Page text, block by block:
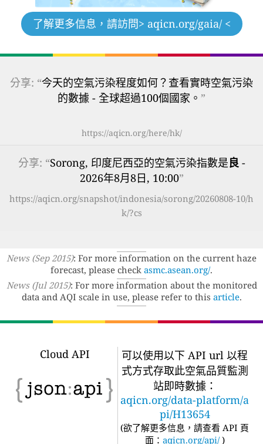
了解更多信息，請訪問> aqicn.org/gaia/ <
分享: “今天的空氣污染程度如何？查看實時空氣污染
的數據 - 全球超過100個國家。 ”
https://aqicn.org/here/hk/
分享: “Sorong, 印度尼西亞的空氣污染指數是良 -
2026年8月8日, 10:00”
https://aqicn.org/snapshot/indonesia/sorong/20260808-10/h
k/?cs
News (Sep 2015): For more information on the current haze
forecast, please check asmc.asean.org/.
News (Jul 2015): For more information about the monitored
data and AQI scale in use, please refer to this article.
Cloud API
可以使用以下 API url 以程
式方式存取此空氣品質監測
站即時數據：
aqicn.org/data-platform/a
pi/H13654
(欲了解更多信息，請查看 API 頁
面： aqicn.org/api/ )